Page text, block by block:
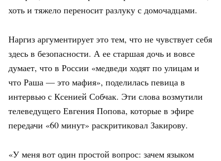
хоть и тяжело переносит разлуку с домочадцами.
Наргиз аргументирует это тем, что не чувствует себя
здесь в безопасности. А ее старшая дочь и вовсе
думает, что в России «медведи ходят по улицам и
что Раша — это мафия», поделилась певица в
интервью с Ксенией Собчак. Эти слова возмутили
телеведущего Евгения Попова, которые в эфире
передачи «60 минут» раскритиковал Закирову.
«У меня вот один простой вопрос: зачем языком